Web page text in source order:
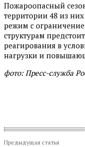
Пожароопасный
территории 48 из
режим с
структурам
реагирования в
нагрузки и
фото: Пресс-служба
Предыдущая статья